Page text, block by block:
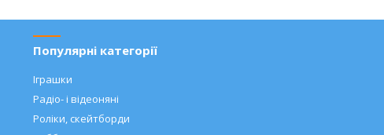
Популярні категорії
Іграшки
Радіо- і відеоняні
Роліки, скейтборди